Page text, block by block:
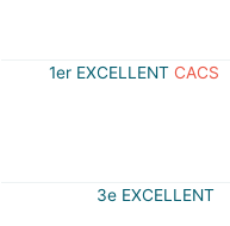
1er EXCELLENT CACS
3e EXCELLENT